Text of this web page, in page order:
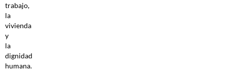
trabajo,
la
vivienda
y
la
dignidad
humana.